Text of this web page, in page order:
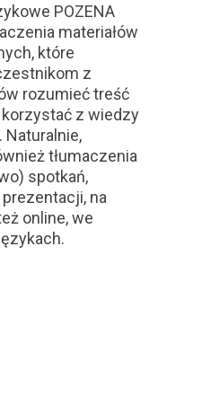
POZENA
materiałów
które
z
rozumieć treść
z wiedzy
Naturalnie,
tłumaczenia
spotkań,
na
online, we